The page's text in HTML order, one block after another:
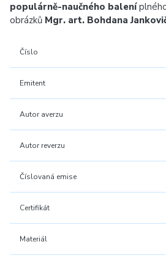
populárně-naučného balení
obrázků Mgr. art. Bohdana
Číslo
Emitent
Autor averzu
Autor reverzu
Číslovaná emise
Certifikát
Materiál